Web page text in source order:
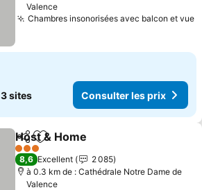
Valence
Chambres insonorisées avec balcon et vue
3 sites Consulter les prix
PartagerAjouter à mes favoris
Host & Home
3 Étoiles
8,6 Excellent
2 085
à 0.3 km de : Cathédrale Notre Dame de
Valence